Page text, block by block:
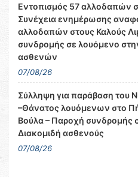
Εντοπισμός 57 αλλοδαπών
Συνέχεια ενημέρωσης
αλλοδαπών στους Καλούς
συνδρομής σε λουόμενο
ασθενών
07/08/26
Σύλληψη για παράβαση του
–Θάνατος λουόμενων στο
Βούλα – Παροχή συνδρομής
Διακομιδή ασθενούς
07/08/26